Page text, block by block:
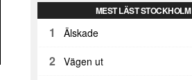
MEST LÄST STOCKHOLM
1 Älskade
2 Vägen ut